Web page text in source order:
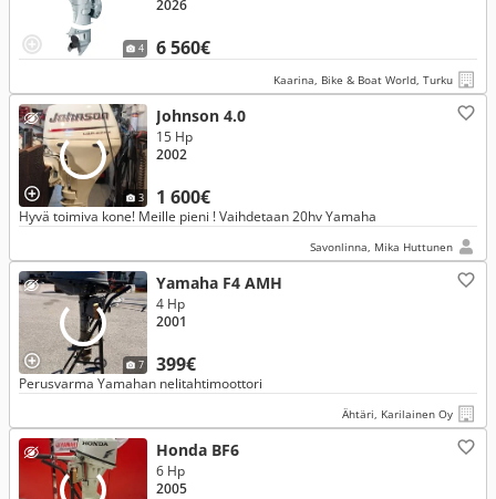
4 6 560€
2026
Kaarina, Bike & Boat World, Turku
3
Johnson 4.0
1 600€
15 Hp
2002
Hyvä toimiva kone! Meille pieni ! Vaihdetaan 20hv Yamaha
Savonlinna, Mika Huttunen
7
Yamaha F4 AMH
399€
4 Hp
2001
Perusvarma Yamahan nelitahtimoottori
Ähtäri, Karilainen Oy
Honda BF6
6 Hp
2005